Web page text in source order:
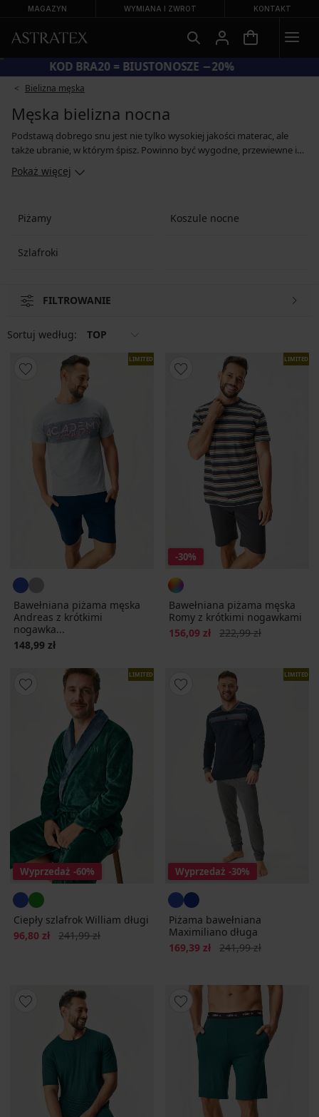
MAGAZYN WYMIANA I ZWROT KONTAKT
KOD BRA20 = BIUSTONOSZE −20%
Bielizna męska
Męska bielizna nocna
Podstawą dobrego snu jest nie tylko wysokiej jakości materac, ale
także ubranie, w którym śpisz. Powinno być wygodne, przewiewne i
skrojone tak, aby nie krępować ruchów. W naszej ofercie znajdziesz
klasyczne piżamy z długim rękawem, komplety t-shirtów z krótkim
pozwalają skórze oddychać oraz wygodne kroje, w których poczujesz
Pokaż więcej
Piżamy Koszule nocne
Szlafroki
FILTROWANIE
Sortuj według: TOP
LIMITED
Bawełniana piżama męska
Andreas z krótkimi
nogawka...
148,99 zł
LIMITED
-30%
Bawełniana piżama męska
Romy z krótkimi nogawkami
Zniżka
156,09 zł Pierwotna cena
222,99 zł
LIMITED
Wyprzedaż -60%
Ciepły szlafrok William długi
Zniżka
96,80 zł Pierwotna cena
241,99 zł
LIMITED
Wyprzedaż -30%
Piżama bawełniana
Maximiliano długa
Zniżka
169,39 zł Pierwotna cena
241,99 zł